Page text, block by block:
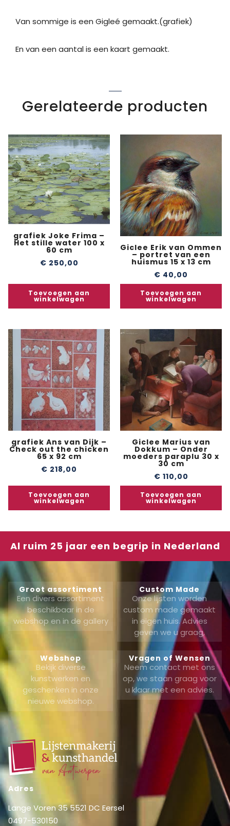
Van sommige is een Gigleé gemaakt.(grafiek)
En van een aantal is een kaart gemaakt.
Gerelateerde producten
grafiek Joke Frima –
Het stille water 100 x
60 cm
€ 250,00
Toevoegen aan
winkelwagen
Giclee Erik van Ommen
– portret van een
huismus 15 x 13 cm
€ 40,00
Toevoegen aan
winkelwagen
grafiek Ans van Dijk –
Check out the chicken
65 x 92 cm
€ 218,00
Toevoegen aan
winkelwagen
Giclee Marius van
Dokkum – Onder
moeders paraplu 30 x
30 cm
€ 110,00
Toevoegen aan
winkelwagen
Al ruim 25 jaar een begrip in Nederland
Groot assortiment
Een divers assortiment
beschikbaar in de
webshop en in de gallery
Custom Made
Onze lijsten worden
custom made gemaakt
in eigen huis. Advies
geven we u graag,
Webshop
Bekijk diverse
kunstwerken en
geschenken in onze
nieuwe webshop.
Vragen of Wensen
Neem contact met ons
op, we staan graag voor
u klaar met een advies.
Adres
Lange Voren 35 5521 DC Eersel
0497-530150